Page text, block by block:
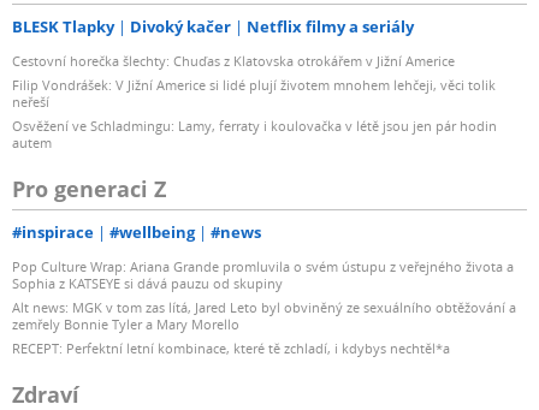
BLESK Tlapky Divoký kačer Netflix filmy a seriály
Cestovní horečka šlechty: Chuďas z Klatovska otrokářem v Jižní Americe
Filip Vondrášek: V Jižní Americe si lidé plují životem mnohem lehčeji, věci tolik
neřeší
Osvěžení ve Schladmingu: Lamy, ferraty i koulovačka v létě jsou jen pár hodin
autem
Pro generaci Z
#inspirace #wellbeing #news
Pop Culture Wrap: Ariana Grande promluvila o svém ústupu z veřejného života a
Sophia z KATSEYE si dává pauzu od skupiny
Alt news: MGK v tom zas lítá, Jared Leto byl obviněný ze sexuálního obtěžování a
zemřely Bonnie Tyler a Mary Morello
RECEPT: Perfektní letní kombinace, které tě zchladí, i kdybys nechtěl*a
Zdraví